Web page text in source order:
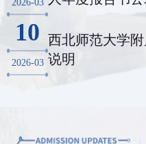
2026-03
10
2026-03
西北师范大学
说明